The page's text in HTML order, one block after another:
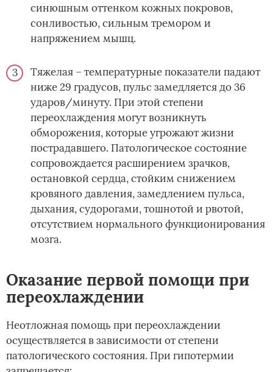
синюшным оттенком кожных покровов,
сонливостью, сильным тремором и
напряжением мышц.
Тяжелая – температурные показатели падают
ниже 29 градусов, пульс замедляется до 36
ударов/минуту. При этой степени
переохлаждения могут возникнуть
обморожения, которые угрожают жизни
пострадавшего. Патологическое состояние
сопровождается расширением зрачков,
остановкой сердца, стойким снижением
кровяного давления, замедлением пульса,
дыхания, судорогами, тошнотой и рвотой,
отсутствием нормального функционирования
мозга.
Оказание первой помощи при
переохлаждении
Неотложная помощь при переохлаждении
осуществляется в зависимости от степени
патологического состояния. При гипотермии